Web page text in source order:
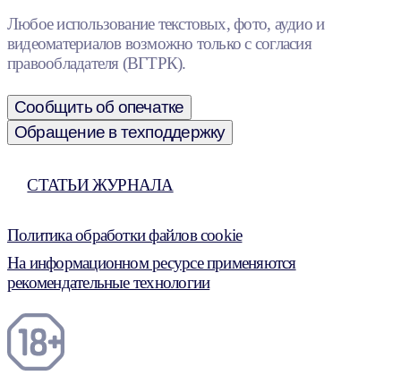
Любое использование текстовых, фото, аудио и
видеоматериалов возможно только с согласия
правообладателя (ВГТРК).
Сообщить об опечатке
Обращение в техподдержку
СТАТЬИ ЖУРНАЛА
Политика обработки файлов cookie
На информационном ресурсе применяются
рекомендательные технологии